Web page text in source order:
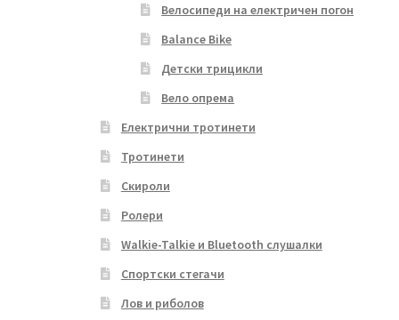
Велосипеди на електричен погон
Balance Bike
Детски трицикли
Вело опрема
Електрични тротинети
Тротинети
Скироли
Ролери
Walkie-Talkie и Bluetooth слушалки
Спортски стегачи
Лов и риболов